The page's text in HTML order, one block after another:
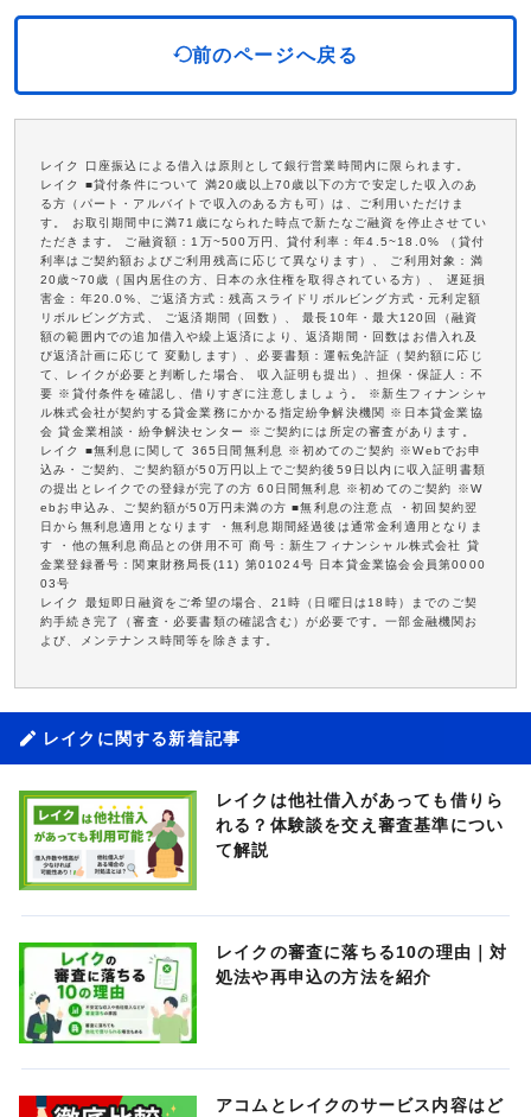
前のページへ戻る
レイク 口座振込による借入は原則として銀行営業時間内に限られます。
レイク ■貸付条件について 満20歳以上70歳以下の方で安定した収入のあ
る方（パート・アルバイトで収入のある方も可）は、ご利用いただけま
す。 お取引期間中に満71歳になられた時点で新たなご融資を停止させてい
ただきます。 ご融資額：1万~500万円、貸付利率：年4.5~18.0% （貸付
利率はご契約額およびご利用残高に応じて異なります）、 ご利用対象：満
20歳~70歳（国内居住の方、日本の永住権を取得されている方）、 遅延損
害金：年20.0%、ご返済方式：残高スライドリボルビング方式・元利定額
リボルビング方式、 ご返済期間（回数）、 最長10年・最大120回（融資
額の範囲内での追加借入や繰上返済により、返済期間・回数はお借入れ及
び返済計画に応じて 変動します）、必要書類：運転免許証（契約額に応じ
て、レイクが必要と判断した場合、 収入証明も提出）、担保・保証人：不
要 ※貸付条件を確認し、借りすぎに注意しましょう。 ※新生フィナンシャ
ル株式会社が契約する貸金業務にかかる指定紛争解決機関 ※日本貸金業協
会 貸金業相談・紛争解決センター ※ご契約には所定の審査があります。
レイク ■無利息に関して 365日間無利息 ※初めてのご契約 ※Webでお申
込み・ご契約、ご契約額が50万円以上でご契約後59日以内に収入証明書類
の提出とレイクでの登録が完了の方 60日間無利息 ※初めてのご契約 ※W
ebお申込み、ご契約額が50万円未満の方 ■無利息の注意点 ・初回契約翌
日から無利息適用となります ・無利息期間経過後は通常金利適用となりま
す ・他の無利息商品との併用不可 商号：新生フィナンシャル株式会社 貸
金業登録番号：関東財務局長(11) 第01024号 日本貸金業協会会員第0000
03号
レイク 最短即日融資をご希望の場合、21時（日曜日は18時）までのご契
約手続き完了（審査・必要書類の確認含む）が必要です。一部金融機関お
よび、メンテナンス時間等を除きます。
レイクに関する新着記事
レイクは他社借入があっても借りら
れる？体験談を交え審査基準につい
て解説
レイクの審査に落ちる10の理由｜対
処法や再申込の方法を紹介
アコムとレイクのサービス内容はど